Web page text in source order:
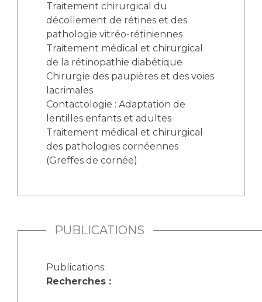
Traitement chirurgical du
décollement de rétines et des
pathologie vitréo-rétiniennes
Traitement médical et chirurgical
de la rétinopathie diabétique
Chirurgie des paupières et des voies
lacrimales
Contactologie : Adaptation de
lentilles enfants et adultes
Traitement médical et chirurgical
des pathologies cornéennes
(Greffes de cornée)
PUBLICATIONS
Publications:
Recherches :